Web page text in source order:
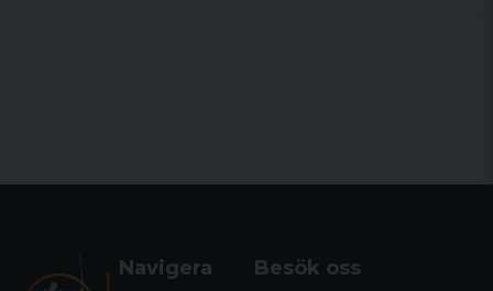
Navigera Besök oss